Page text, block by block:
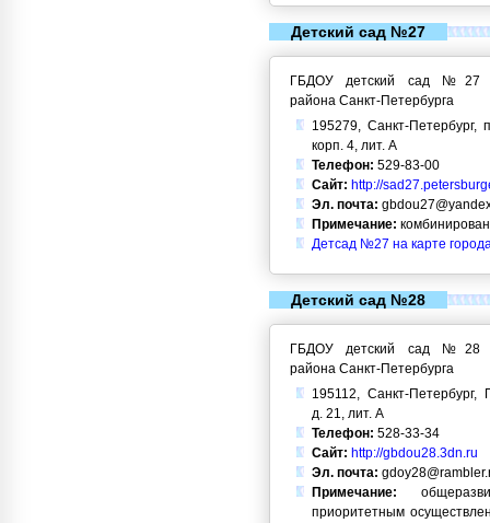
Детский сад №27
ГБДОУ детский сад №27
района Санкт-Петербурга
195279, Санкт-Петербург,
корп. 4, лит. А
Телефон: 529-83-00
Сайт: http://
Эл. почта:
Примечание:
Детсад №27 на карте
Детский сад №28
ГБДОУ детский сад №28
района Санкт-Петербурга
195112, Санкт-Петербург,
д. 21, лит. А
Телефон: 528-33-34
Сайт: http://gbdou28.3dn.ru
Эл. почта:
Примечание:
приоритетным